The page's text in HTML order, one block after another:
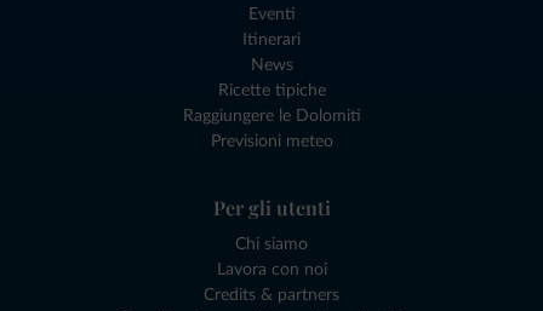
Eventi
Itinerari
News
Ricette tipiche
Raggiungere le Dolomiti
Previsioni meteo
Per gli utenti
Chi siamo
Lavora con noi
Credits & partners